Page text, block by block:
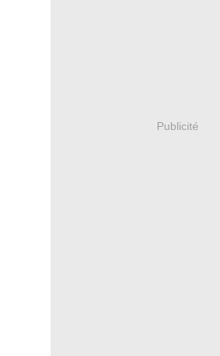
Publicité